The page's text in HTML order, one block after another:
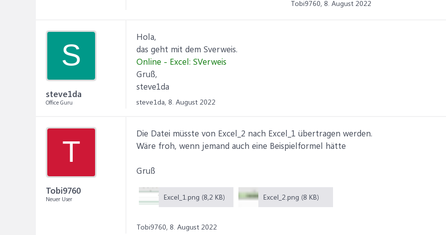
Tobi9760, 8. August 2022
S
steve1da
Office Guru
Hola,
das geht mit dem Sverweis.
Online - Excel: SVerweis
Gruß,
steve1da
steve1da, 8. August 2022
T
Tobi9760
Neuer User
Die Datei müsste von Excel_2 nach Excel_1 übertragen werden.
Wäre froh, wenn jemand auch eine Beispielformel hätte
Gruß
Excel_1.png (8,2 KB) Excel_2.png (8 KB)
Tobi9760, 8. August 2022